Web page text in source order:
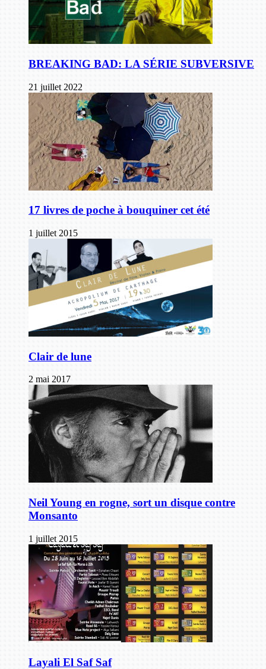
BREAKING BAD: LA SÉRIE SUBVERSIVE
21 juillet 2022
17 livres de poche à bouquiner cet été
1 juillet 2015
Clair de lune
2 mai 2017
Neil Young en rogne, sort un disque contre
Monsanto
1 juillet 2015
Layali El Saf Saf